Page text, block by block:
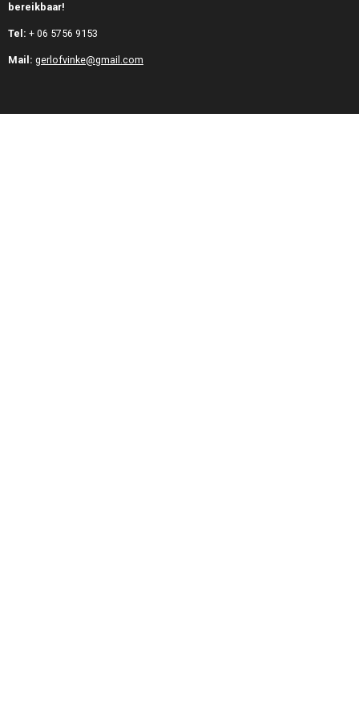
bereikbaar!
Tel: + 06 5756 9153
Mail: gerlofvinke@gmail.com